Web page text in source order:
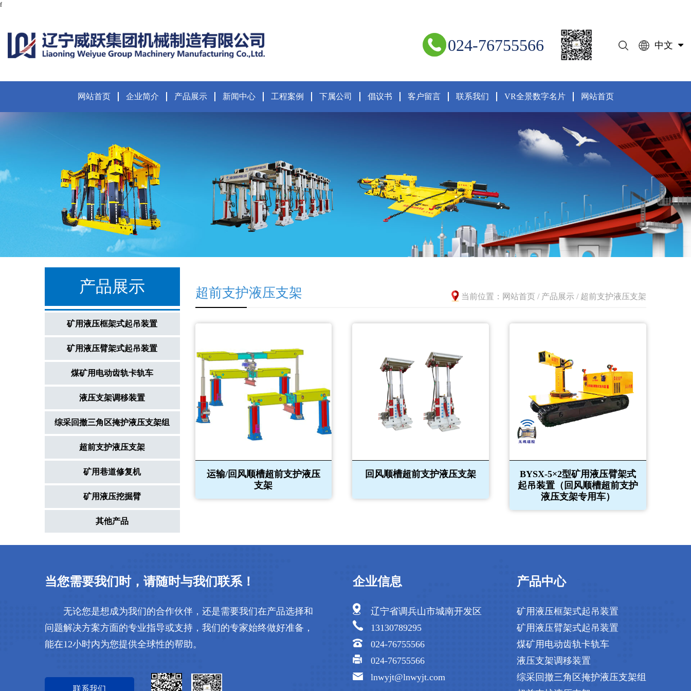
f
024-76755566 中文
网站首页 企业简介 产品展示 新闻中心 工程案例 下属公司 倡议书 客户留言 联系我们 VR全景数字名片 网站首页
产品展示
矿用液压框架式起吊装置
矿用液压臂架式起吊装置
煤矿用电动齿轨卡轨车
液压支架调移装置
综采回撤三角区掩护液压支架组
超前支护液压支架
矿用巷道修复机
矿用液压挖掘臂
其他产品
超前支护液压支架 当前位置： 网站首页 / 产品展示 / 超前支护液压支架
运输/回风顺槽超前支护液压
支架
回风顺槽超前支护液压支架
BYSX-5×2型矿用液压臂架式
起吊装置（回风顺槽超前支护
液压支架专用车）
当您需要我们时，请随时与我们联系！
无论您是想成为我们的合作伙伴，还是需要我们在产品选择和
问题解决方案方面的专业指导或支持，我们的专家始终做好准备，
能在12小时内为您提供全球性的帮助。
联系我们
企业信息
辽宁省调兵山市城南开发区
13130789295
024-76755566
024-76755566
lnwyjt@lnwyjt.com
产品中心
矿用液压框架式起吊装置
矿用液压臂架式起吊装置
煤矿用电动齿轨卡轨车
液压支架调移装置
综采回撤三角区掩护液压支架组